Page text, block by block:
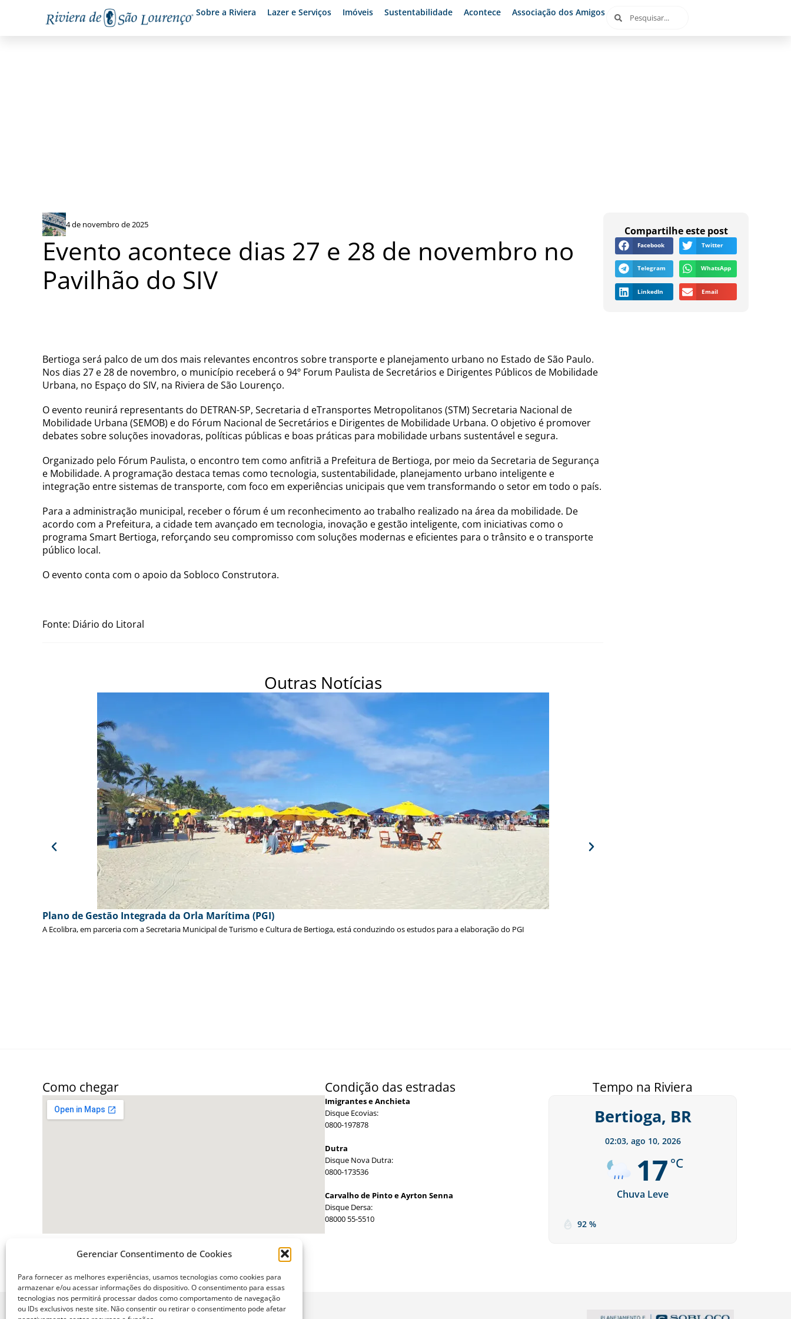
Gerenciar Consentimento de Cookies
Para fornecer as melhores experiências, usamos tecnologias como cookies para
armazenar e/ou acessar informações do dispositivo. O consentimento para essas
tecnologias nos permitirá processar dados como comportamento de navegação
ou IDs exclusivos neste site. Não consentir ou retirar o consentimento pode afetar
Sobre a Riviera Lazer e Serviços Imóveis Sustentabilidade Acontece Associação dos Amigos
4 de novembro de 2025
Evento acontece dias 27 e 28 de novembro no
Pavilhão do SIV
Bertioga será palco de um dos mais relevantes encontros sobre transporte e planejamento urbano no Estado de São Paulo.
Nos dias 27 e 28 de novembro, o município receberá o 94º Forum Paulista de Secretários e Dirigentes Públicos de Mobilidade
Urbana, no Espaço do SIV, na Riviera de São Lourenço.
O evento reunirá representants do DETRAN-SP, Secretaria d eTransportes Metropolitanos (STM) Secretaria Nacional de
Mobilidade Urbana (SEMOB) e do Fórum Nacional de Secretários e Dirigentes de Mobilidade Urbana. O objetivo é promover
debates sobre soluções inovadoras, políticas públicas e boas práticas para mobilidade urbans sustentável e segura.
Organizado pelo Fórum Paulista, o encontro tem como anfitriã a Prefeitura de Bertioga, por meio da Secretaria de Segurança
e Mobilidade. A programação destaca temas como tecnologia, sustentabilidade, planejamento urbano inteligente e
integração entre sistemas de transporte, com foco em experiências unicipais que vem transformando o setor em todo o país.
Para a administração municipal, receber o fórum é um reconhecimento ao trabalho realizado na área da mobilidade. De
acordo com a Prefeitura, a cidade tem avançado em tecnologia, inovação e gestão inteligente, com iniciativas como o
programa Smart Bertioga, reforçando seu compromisso com soluções modernas e eficientes para o trânsito e o transporte
público local.
O evento conta com o apoio da Sobloco Construtora.
Fonte: Diário do Litoral
Outras Notícias
Plano de Gestão Integrada da Orla Marítima (PGI)
A Ecolibra, em parceria com a Secretaria Municipal de Turismo e Cultura de Bertioga, está conduzindo os estudos para a elaboração do PGI
Compartilhe este post
Facebook Twitter
Telegram WhatsApp
LinkedIn Email
Como chegar Condição das estradas
Imigrantes e Anchieta
Disque Ecovias:
0800-197878
Dutra
Disque Nova Dutra:
0800-173536
Carvalho de Pinto e Ayrton Senna
Disque Dersa:
08000 55-5510
Tempo na Riviera
Bertioga, BR
02:03, ago 10, 2026
17 °C
Chuva Leve
92 %